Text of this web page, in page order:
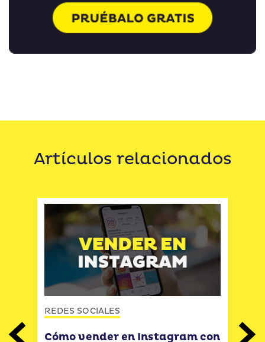
Artículos relacionados
Previous
REDES SOCIALES
Cómo vender en Instagram con Next